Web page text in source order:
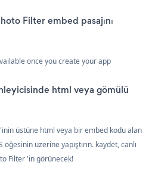
Filter embed pasajını
once you create your app
html veya gömülü
üstüne html veya bir embed kodu alan
üzerine yapıştırın. kaydet, canlı
Filter 'in görünecek!